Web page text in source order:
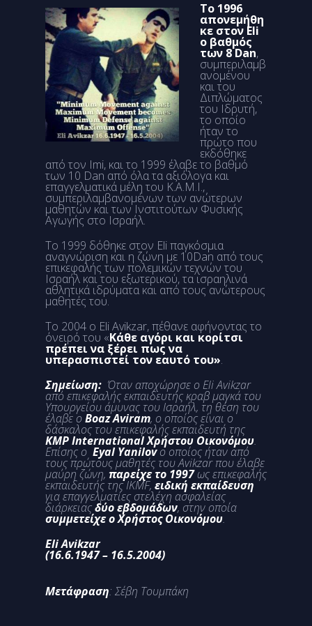
Το 1996
απονεμήθη
κε στον Eli
ο βαθμός
των 8 Dan,
συμπεριλαμβ
ανομένου
και του
Διπλώματος
του Ιδρυτή,
το οποίο
ήταν το
πρώτο που
εκδόθηκε
από τον Imi, και το 1999 έλαβε το βαθμό
των 10 Dan από όλα τα αξιόλογα και
επαγγελματικά μέλη του Κ.Α.Μ.Ι.,
συμπεριλαμβανομένων των ανώτερων
μαθητών και των Ινστιτούτων Φυσικής
Αγωγής στο Ισραήλ.
Το 1999 δόθηκε στον Eli παγκόσμια
αναγνώριση και η ζώνη με 10Dan από τους
επικεφαλής των πολεμικών τεχνών του
Ισραήλ και του εξωτερικού, τα ισραηλινά
αθλητικά ιδρύματα και από τους ανώτερους
μαθητές του.
Το 2004 ο Eli Avikzar, πέθανε αφήνοντας το
όνειρό του «Κάθε αγόρι και κορίτσι
πρέπει να ξέρει πως να
υπερασπιστεί τον εαυτό του».
Σημείωση: Όταν αποχώρησε ο EliAvikzar
από επικεφαλής εκπαιδευτής κραβ μαγκά του
Υπουργείου άμυνας του Ισραήλ, τη θέση του
έλαβε οBoazAviram, ο οποίος είναι ο
δάσκαλος του επικεφαλής εκπαιδευτή της
KMPInternationalΧρήστου Οικονόμου.
Επίσης ο Eyal Yanilovο οποίος ήταν από
τους πρώτους μαθητές τουAvikzarπου έλαβε
μαύρη ζώνη, παρείχε το 1997ως επικεφαλής
εκπαιδευτής τηςIKMF, ειδική εκπαίδευση
για επαγγελματίες στελέχη ασφαλείας
διάρκειαςδύο εβδομάδων, στην οποία
συμμετείχε ο Χρήστος Οικονόμου.
Eli Avikzar
(16.6.1947 – 16.5.2004)
Μετάφραση: Σέβη Τουμπάκη